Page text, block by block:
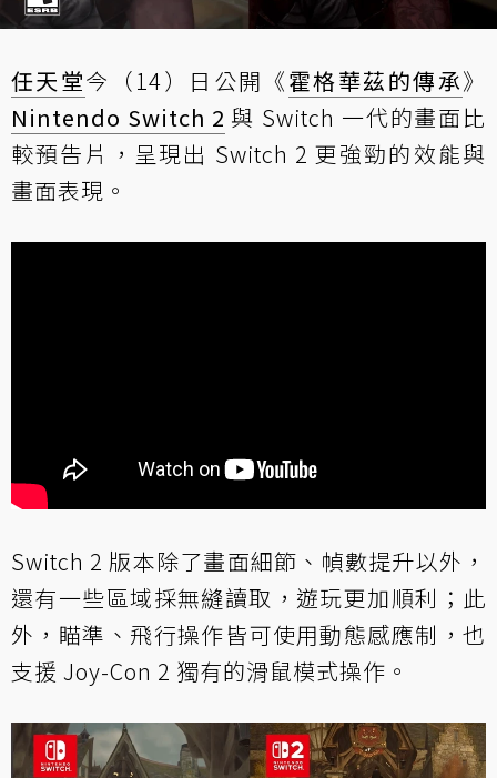
任天堂今（14）日公開《霍格華茲的傳承》
Nintendo Switch 2 與 Switch 一代的畫面比
較預告片，呈現出 Switch 2 更強勁的效能與
畫面表現。
Switch 2 版本除了畫面細節、幀數提升以外，
還有一些區域採無縫讀取，遊玩更加順利；此
外，瞄準、飛行操作皆可使用動態感應制，也
支援 Joy-Con 2 獨有的滑鼠模式操作。